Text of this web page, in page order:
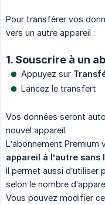
Pour transférer vos
vers un autre appareil :
1. Souscrire à un
Appuyez sur
Lancez le transfert
Vos données seront
nouvel appareil.
L’abonnement Premium
appareil à l’autre sans
Il permet aussi d’utiliser
selon le nombre
Vous pouvez modifier